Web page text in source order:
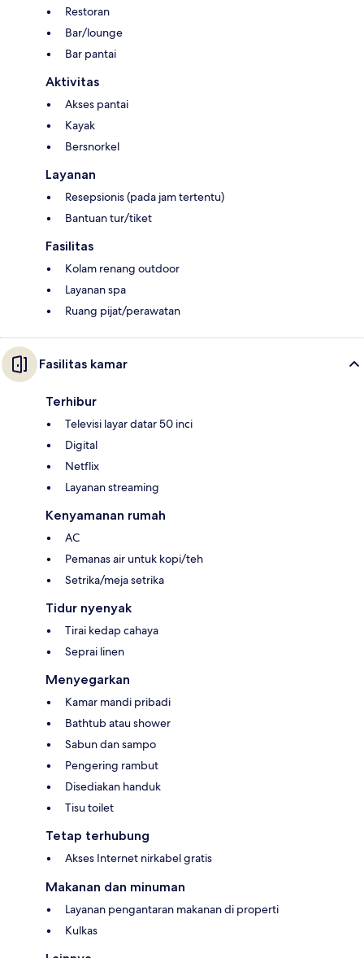
Restoran
Bar/lounge
Bar pantai
Aktivitas
Akses pantai
Kayak
Bersnorkel
Layanan
Resepsionis (pada jam tertentu)
Bantuan tur/tiket
Fasilitas
Kolam renang outdoor
Layanan spa
Ruang pijat/perawatan
Fasilitas kamar
Terhibur
Televisi layar datar 50 inci
Digital
Netflix
Layanan streaming
Kenyamanan rumah
AC
Pemanas air untuk kopi/teh
Setrika/meja setrika
Tidur nyenyak
Tirai kedap cahaya
Seprai linen
Menyegarkan
Kamar mandi pribadi
Bathtub atau shower
Sabun dan sampo
Pengering rambut
Disediakan handuk
Tisu toilet
Tetap terhubung
Akses Internet nirkabel gratis
Makanan dan minuman
Layanan pengantaran makanan di properti
Kulkas